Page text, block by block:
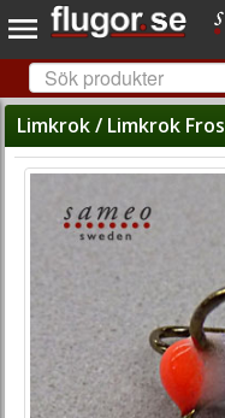
Limkrok / Limkrok